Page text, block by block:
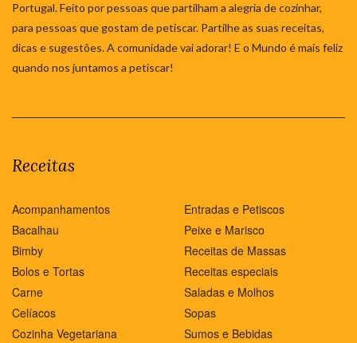
Portugal. Feito por pessoas que partilham a alegria de cozinhar,
para pessoas que gostam de petiscar. Partilhe as suas receitas,
dicas e sugestões. A comunidade vai adorar! E o Mundo é mais feliz
quando nos juntamos a petiscar!
Receitas
Acompanhamentos
Bacalhau
Bimby
Bolos e Tortas
Carne
Celíacos
Cozinha Vegetariana
Entradas e Petiscos
Peixe e Marisco
Receitas de Massas
Receitas especiais
Saladas e Molhos
Sopas
Sumos e Bebidas